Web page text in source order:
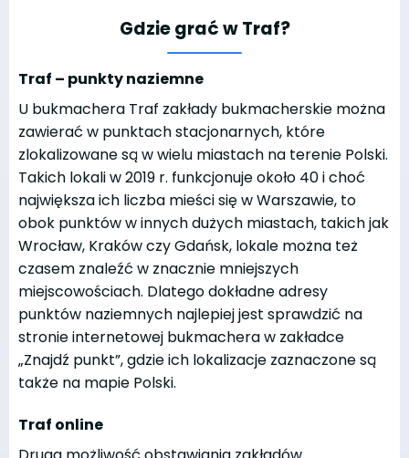
Gdzie grać w Traf?
Traf – punkty naziemne
U bukmachera Traf zakłady bukmacherskie można
zawierać w punktach stacjonarnych, które
zlokalizowane są w wielu miastach na terenie Polski.
Takich lokali w 2019 r. funkcjonuje około 40 i choć
największa ich liczba mieści się w Warszawie, to
obok punktów w innych dużych miastach, takich jak
Wrocław, Kraków czy Gdańsk, lokale można też
czasem znaleźć w znacznie mniejszych
miejscowościach. Dlatego dokładne adresy
punktów naziemnych najlepiej jest sprawdzić na
stronie internetowej bukmachera w zakładce
„Znajdź punkt”, gdzie ich lokalizacje zaznaczone są
także na mapie Polski.
Traf online